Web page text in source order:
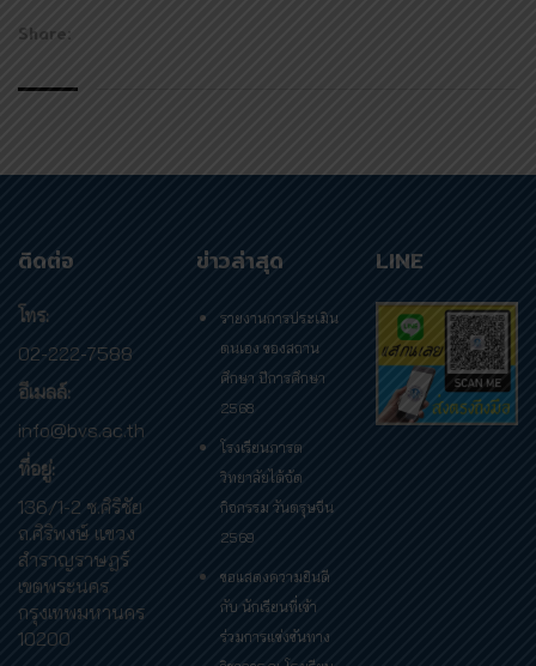
Share:
ติดต่อ
โทร:
02-222-7588
อีเมลล์:
info@bvs.ac.th
ที่อยู่:
136/1-2 ซ.ศิริชัย
ถ.ศิริพงษ์ แขวง
สำราญราษฎร์
เขตพระนคร
กรุงเทพมหานคร
10200
ข่าวล่าสุด
รายงานการประเมิน
ตนเอง ของสถาน
ศึกษา ปีการศึกษา
2568
โรงเรียนภารต
วิทยาลัยได้จัด
กิจกรรม วันตรุษจีน
2569
ขอแสดงความยินดี
กับ นักเรียนที่เข้า
ร่วมการแข่งขันทาง
LINE